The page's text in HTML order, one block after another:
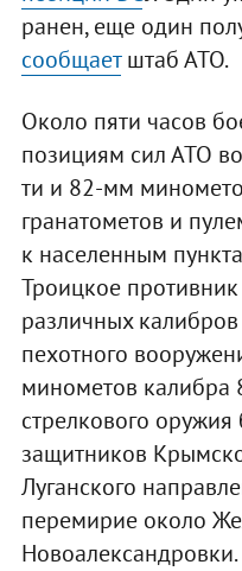
ранен, еще один
сообщаетштаб АТО.
Около пяти часов
позициям сил АТО
ти и 82-мм
гранатометов и
к населенным
Троицкое
различных
пехотного
минометов калибра
стрелкового
защитников
Луганского
перемирие около
Новоалександровки.